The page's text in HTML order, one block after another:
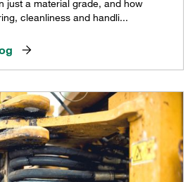
just a material grade, and how
cleanliness and handli...